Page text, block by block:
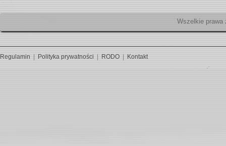
Regulamin Polityka prywatności RODO Kontakt